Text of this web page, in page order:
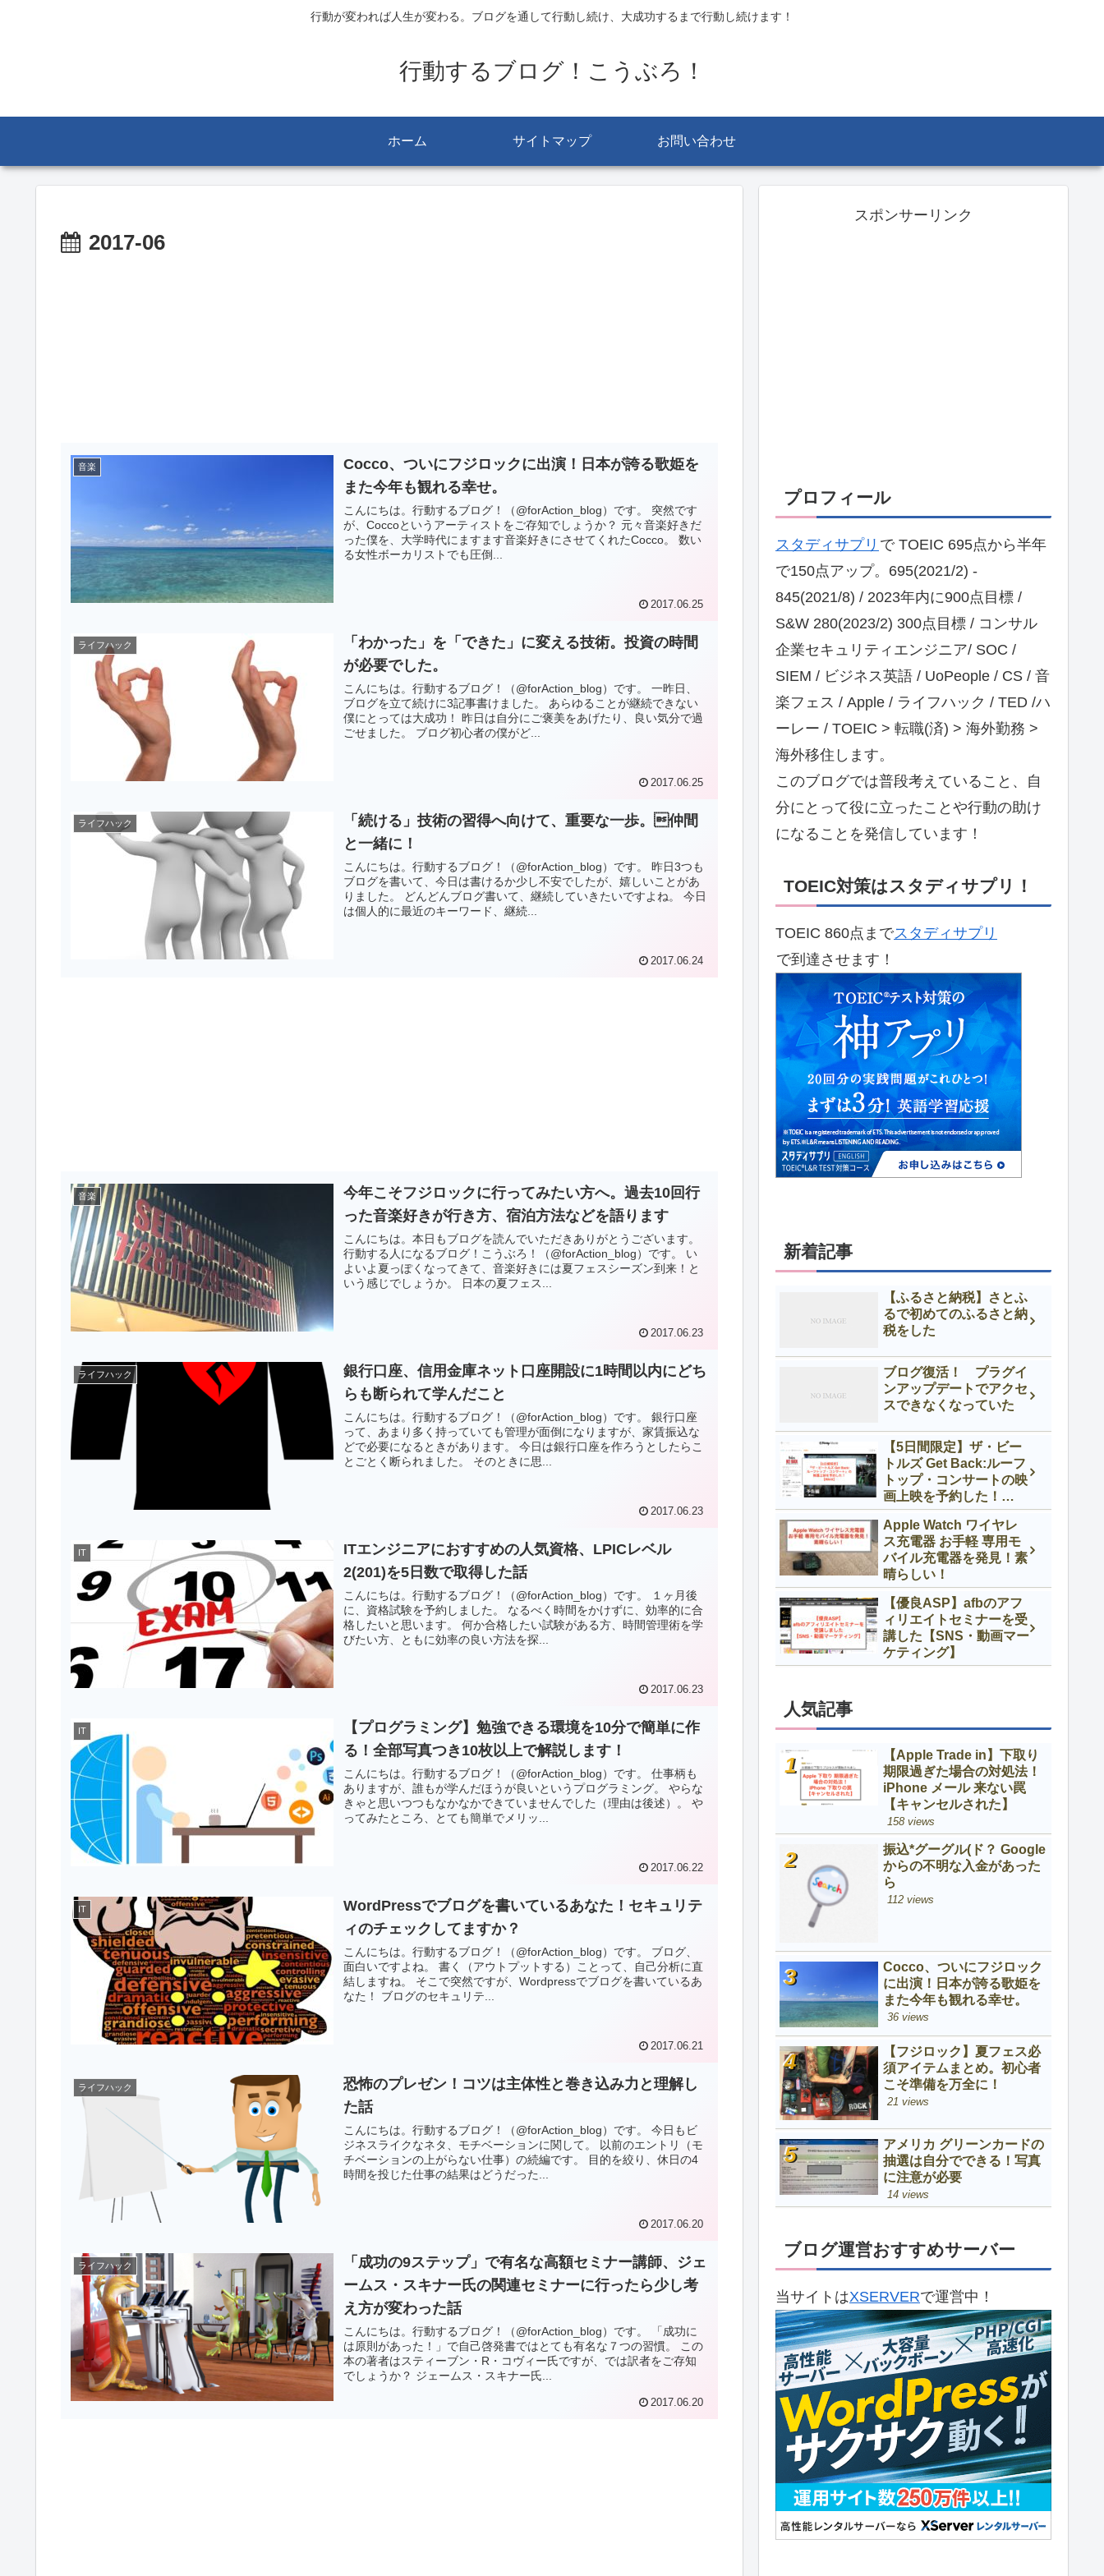
行動が変われば人生が変わる。ブログを通して行動し続け、大成功するまで行動し続けます！
行動するブログ！こうぶろ！
ホーム サイトマップ お問い合わせ
2017-06
音楽
Cocco、ついにフジロックに出演！日本が誇る歌姫を
また今年も観れる幸せ。
こんにちは。行動するブログ！（@forAction_blog）です。 突然です
が、Coccoというアーティストをご存知でしょうか？ 元々音楽好きだ
った僕を、大学時代にますます音楽好きにさせてくれたCocco。 数い
る女性ボーカリストでも圧倒...
2017.06.25
ライフハック
「わかった」を「できた」に変える技術。投資の時間
が必要でした。
こんにちは。行動するブログ！（@forAction_blog）です。 一昨日、
ブログを立て続けに3記事書けました。 あらゆることが継続できない
僕にとっては大成功！ 昨日は自分にご褒美をあげたり、良い気分で過
ごせました。 ブログ初心者の僕がど...
2017.06.25
ライフハック
「続ける」技術の習得へ向けて、重要な一歩。仲間
と一緒に！
こんにちは。行動するブログ！（@forAction_blog）です。 昨日3つも
ブログを書いて、今日は書けるか少し不安でしたが、嬉しいことがあ
りました。 どんどんブログ書いて、継続していきたいですよね。 今日
は個人的に最近のキーワード、継続...
2017.06.24
音楽
今年こそフジロックに行ってみたい方へ。過去10回行
った音楽好きが行き方、宿泊方法などを語ります
こんにちは。本日もブログを読んでいただきありがとうございます。
行動する人になるブログ！こうぶろ！（@forAction_blog）です。 い
よいよ夏っぽくなってきて、音楽好きには夏フェスシーズン到来！と
いう感じでしょうか。 日本の夏フェス...
2017.06.23
ライフハック
銀行口座、信用金庫ネット口座開設に1時間以内にどち
らも断られて学んだこと
こんにちは。行動するブログ！（@forAction_blog）です。 銀行口座
って、あまり多く持っていても管理が面倒になりますが、家賃振込な
どで必要になるときがあります。 今日は銀行口座を作ろうとしたらこ
とごとく断られました。 そのときに思...
2017.06.23
IT
ITエンジニアにおすすめの人気資格、LPICレベル
2(201)を5日数で取得した話
こんにちは。行動するブログ！（@forAction_blog）です。 １ヶ月後
に、資格試験を予約しました。 なるべく時間をかけずに、効率的に合
格したいと思います。 何か合格したい試験がある方、時間管理術を学
びたい方、ともに効率の良い方法を探...
2017.06.23
IT
【プログラミング】勉強できる環境を10分で簡単に作
る！全部写真つき10枚以上で解説します！
こんにちは。行動するブログ！（@forAction_blog）です。 仕事柄も
ありますが、誰もが学んだほうが良いというプログラミング。 やらな
きゃと思いつつもなかなかできていませんでした（理由は後述）。 や
ってみたところ、とても簡単でメリッ...
2017.06.22
IT
WordPressでブログを書いているあなた！セキュリテ
ィのチェックしてますか？
こんにちは。行動するブログ！（@forAction_blog）です。 ブログ、
面白いですよね。 書く（アウトプットする）ことって、自己分析に直
結しますね。 そこで突然ですが、Wordpressでブログを書いているあ
なた！ ブログのセキュリテ...
2017.06.21
ライフハック
恐怖のプレゼン！コツは主体性と巻き込み力と理解し
た話
こんにちは。行動するブログ！（@forAction_blog）です。 今日もビ
ジネスライクなネタ、モチベーションに関して。 以前のエントリ（モ
チベーションの上がらない仕事）の続編です。 目的を絞り、休日の4
時間を投じた仕事の結果はどうだった...
2017.06.20
ライフハック
「成功の9ステップ」で有名な高額セミナー講師、ジェ
ームス・スキナー氏の関連セミナーに行ったら少し考
え方が変わった話
こんにちは。行動するブログ！（@forAction_blog）です。 「成功に
は原則があった！」で自己啓発書ではとても有名な７つの習慣。 この
本の著者はスティーブン・R・コヴィー氏ですが、では訳者をご存知
でしょうか？ ジェームス・スキナー氏...
2017.06.20
スポンサーリンク
プロフィール
スタディサプリ で TOEIC 695点から半年
で150点アップ。695(2021/2) -
845(2021/8) / 2023年内に900点目標 /
S&W 280(2023/2) 300点目標 / コンサル
企業セキュリティエンジニア/ SOC /
SIEM / ビジネス英語 / UoPeople / CS / 音
楽フェス / Apple / ライフハック / TED /ハ
ーレー / TOEIC > 転職(済) > 海外勤務 >
海外移住します。
このブログでは普段考えていること、自
分にとって役に立ったことや行動の助け
になることを発信しています！
TOEIC対策はスタディサプリ！
TOEIC 860点までスタディサプリ
で到達させます！
新着記事
【ふるさと納税】さとふ
るで初めてのふるさと納
税をした
ブログ復活！ プラグイ
ンアップデートでアクセ
スできなくなっていた
【5日間限定】ザ・ビー
トルズ Get Back:ルーフ
トップ・コンサートの映
画上映を予約した！
【IMAX】
Apple Watch ワイヤレ
ス充電器 お手軽 専用モ
バイル充電器を発見！素
晴らしい！
【優良ASP】afbのアフ
ィリエイトセミナーを受
講した【SNS・動画マー
ケティング】
人気記事
【Apple Trade in】下取り
期限過ぎた場合の対処法！
iPhone メール 来ない罠
【キャンセルされた】
158 views
振込*グーグル(ド？ Google
からの不明な入金があった
ら
112 views
Cocco、ついにフジロック
に出演！日本が誇る歌姫を
また今年も観れる幸せ。
36 views
【フジロック】夏フェス必
須アイテムまとめ。初心者
こそ準備を万全に！
21 views
アメリカ グリーンカードの
抽選は自分でできる！写真
に注意が必要
14 views
ブログ運営おすすめサーバー
当サイトはXSERVERで運営中！